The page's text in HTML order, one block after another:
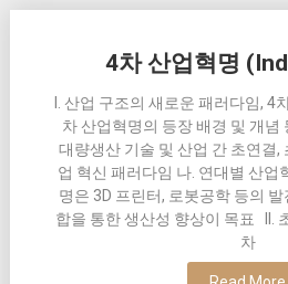
4차 산업혁명
I. 산업 구조의 새로운 패러다임, 4
차 산업혁명의 등장 배경 및 개념
대량생산 기술 및 산업 간 초연결,
업 혁신 패러다임 나. 연대별 산업
명은 3D 프린터, 로봇공학 등의
합을 통한 생산성 향상이 목표 II.
차
navigation